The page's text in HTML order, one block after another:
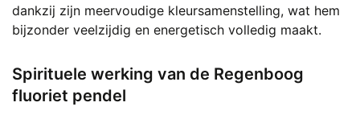
dankzij zijn meervoudige kleursamenstelling, wat hem
bijzonder veelzijdig en energetisch volledig maakt.
Spirituele werking van de Regenboog
fluoriet pendel